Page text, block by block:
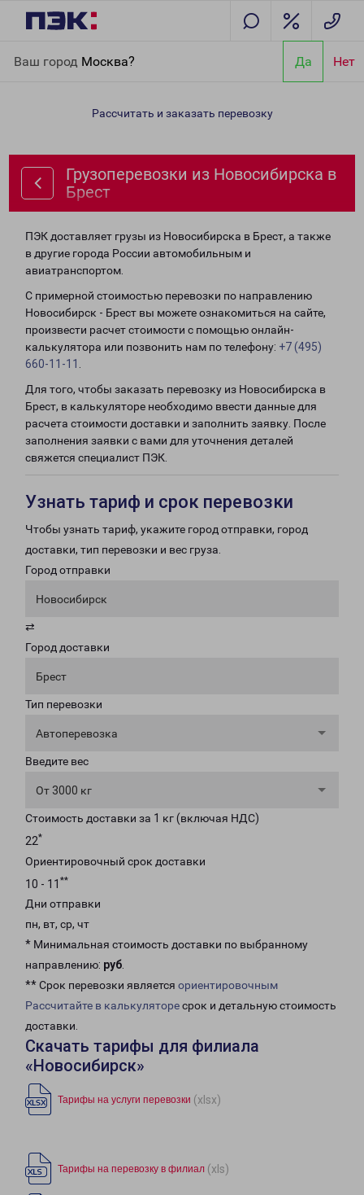
Ваш город Москва? Да Нет
Брест
Рассчитать и заказать перевозку
Грузоперевозки из Новосибирска в
Брест
ПЭК доставляет грузы из Новосибирска в Брест, а также
в другие города России автомобильным и
авиатранспортом.
С примерной стоимостью перевозки по направлению
Новосибирск - Брест вы можете ознакомиться на сайте,
произвести расчет стоимости с помощью онлайн-
калькулятора или позвонить нам по телефону: +7 (495)
660-11-11
Для того, чтобы заказать перевозку из Новосибирска в
Брест, в калькуляторе необходимо ввести данные для
расчета стоимости доставки и заполнить заявку. После
заполнения заявки с вами для уточнения деталей
свяжется специалист ПЭК.
Узнать тариф и срок перевозки
Чтобы узнать тариф, укажите город отправки, город
доставки, тип перевозки и вес груза.
Город отправки
Новосибирск
⇄
Город доставки
Брест
Тип перевозки
Автоперевозка
Введите вес
От 3000 кг
Стоимость доставки за 1 кг (включая НДС)
22*
Ориентировочный срок доставки
10 - 11 **
Дни отправки
пн, вт, ср, чт
* Минимальная стоимость доставки по выбранному
направлению: руб.
** Срок перевозки является ориентировочным
Рассчитайте в калькуляторесрок и детальную стоимость
доставки.
Скачать тарифы для филиала
«Новосибирск»
Тарифы на услуги перевозки (xlsx)
Тарифы на перевозку в филиал (xls)